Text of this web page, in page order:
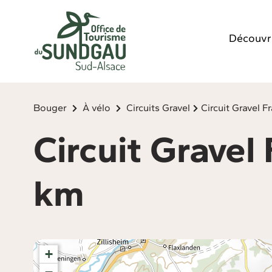
Bouger À vélo Circuits Gravel Circuit Gravel
Circuit Gravel
km
+